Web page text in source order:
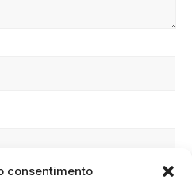
consentimento